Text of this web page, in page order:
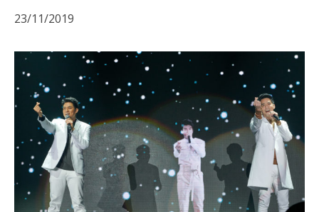
23/11/2019